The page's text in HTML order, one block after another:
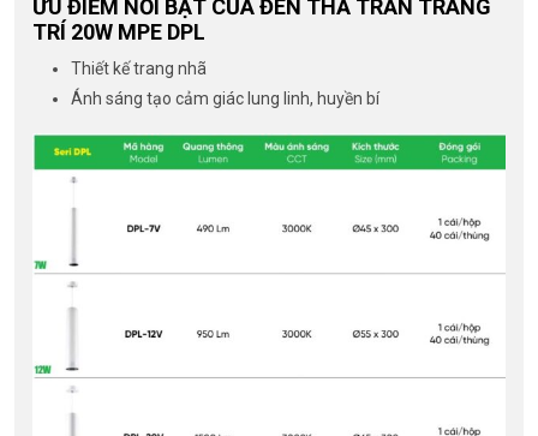
ƯU ĐIỂM NỔI BẬT CỦA ĐÈN THẢ TRẦN TRANG
TRÍ 20W MPE DPL
Thiết kế trang nhã
Ánh sáng tạo cảm giác lung linh, huyền bí